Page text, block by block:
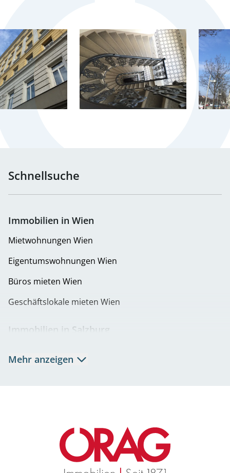
Schnellsuche
Immobilien in Wien
Mietwohnungen Wien
Eigentumswohnungen Wien
Büros mieten Wien
Geschäftslokale mieten Wien
Immobilien in Salzburg
Immobilien in Graz
Mietwohnungen Graz
Mehr anzeigen